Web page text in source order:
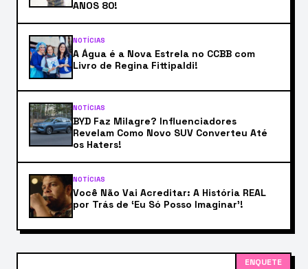
ANOS 80!
NOTÍCIAS
A Água é a Nova Estrela no CCBB com
Livro de Regina Fittipaldi!
NOTÍCIAS
BYD Faz Milagre? Influenciadores
Revelam Como Novo SUV Converteu Até
os Haters!
NOTÍCIAS
Você Não Vai Acreditar: A História REAL
por Trás de ‘Eu Só Posso Imaginar’!
ENQUETE